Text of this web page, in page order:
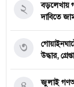
বড়লেখায়
দাবিতে
২
উদ্ধার,
৩
জুলাই